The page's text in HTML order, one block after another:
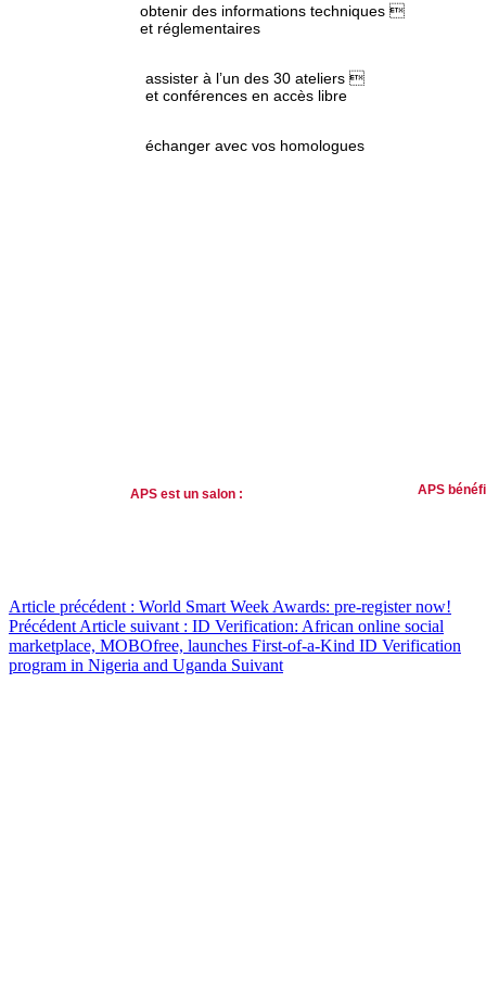
obtenir des informations techniques 
et réglementaires
assister à l’un des 30 ateliers 
et conférences en accès libre
échanger avec vos homologues
APS est un salon : APS
Article précédent : World Smart Week Awards: pre-register now!
Précédent Article suivant : ID Verification: African online social
marketplace, MOBOfree, launches First-of-a-Kind ID Verification
program in Nigeria and Uganda Suivant